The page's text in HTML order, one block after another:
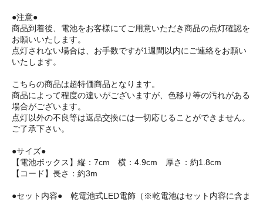
●注意●
商品到着後、電池をお客様にてご用意いただき商品の点灯確認を
お願いいたします。
点灯されない場合は、お手数ですが1週間以内にご連絡をお願い
いたします。
こちらの商品は超特価商品となります。
商品によって程度の違いがございますが、色移り等の汚れがある
場合がございます。
点灯以外の不良等は返品交換には一切応じることができません。
ご了承下さい。
●サイズ●
【電池ボックス】縦：7cm 横：4.9cm 厚さ：約1.8cm
【コード】長さ：約3m
●セット内容● 乾電池式LED電飾（※乾電池はセット内容に含ま